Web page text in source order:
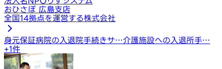
おひさぽ 広島支店
全国14拠点を運営する株式会社
身元保証病院の入退院手続きサ…介護施設への入退所手…
+1件